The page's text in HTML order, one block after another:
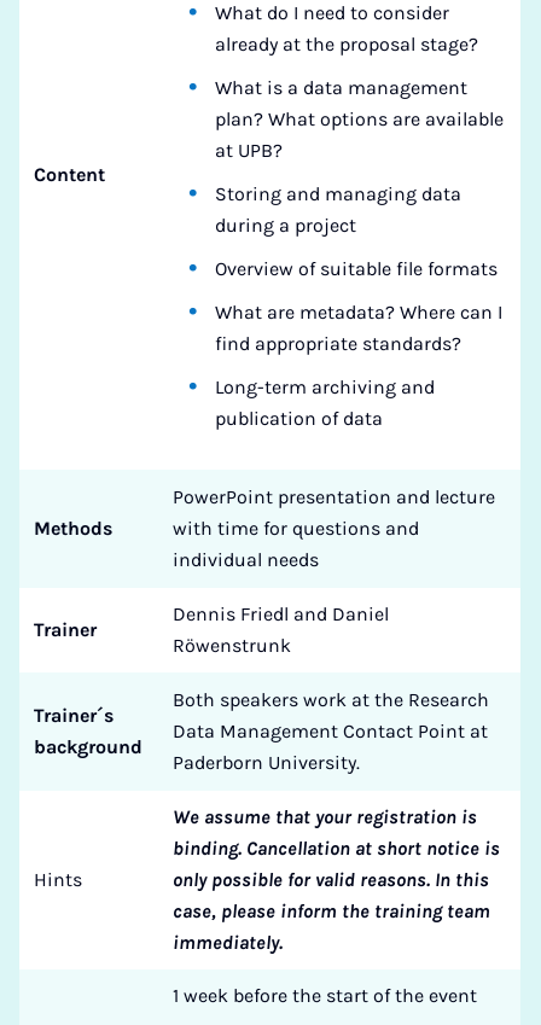
Content
What do I need to consider
already at the proposal stage?
What is a data management
plan? What options are available
at UPB?
Storing and managing data
during a project
Overview of suitable file formats
What are metadata? Where can I
find appropriate standards?
Long-term archiving and
publication of data
Methods
PowerPoint presentation and lecture
with time for questions and
individual needs
Trainer
Dennis Friedl and Daniel
Röwenstrunk
Trainer´s
background
Both speakers work at the Research
Data Management Contact Point at
Paderborn University.
Hints
We assume that your registration is
binding. Cancellation at short notice is
only possible for valid reasons. In this
case, please inform the training team
immediately.
1 week before the start of the event